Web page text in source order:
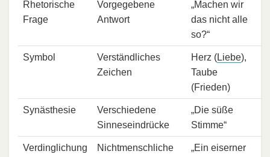
Rhetorische
Frage
Vorgegebene
Antwort
„Machen wir
das nicht alle
so?“
Symbol
Verständliches
Zeichen
Herz (Liebe),
Taube
(Frieden)
Synästhesie
Verschiedene
Sinneseindrücke
„Die süße
Stimme“
Verdinglichung
Nichtmenschliche
„Ein eiserner